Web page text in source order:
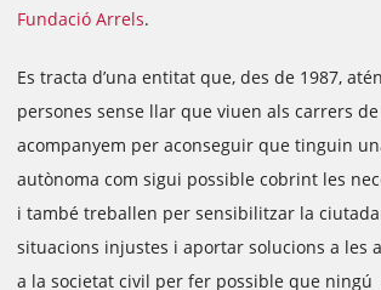
Fundació Arrels.
Es tracta d’una entitat que, des de 1987,
persones sense llar que viuen als carrers de
acompanyem per aconseguir que tinguin
autònoma com sigui possible cobrint les
i també treballen per sensibilitzar la
situacions injustes i aportar solucions a les
a la societat civil per fer possible que